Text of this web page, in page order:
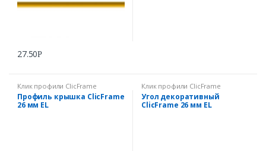
27.50Р
Клик профили ClicFrame
Профиль крышка ClicFrame
26 мм EL
Клик профили ClicFrame
Угол декоративный
ClicFrame 26 мм EL